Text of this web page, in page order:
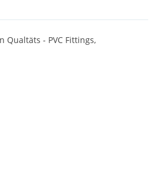
Qualtäts - PVC Fittings,